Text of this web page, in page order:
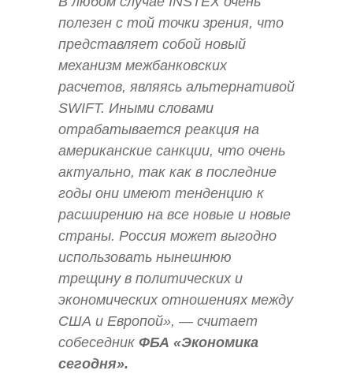
полезен с той точки зрения, что
представляет собой новый
механизм межбанковских
расчетов, являясь альтернативой
SWIFT. Иными словами
отрабатывается реакция на
американские санкции, что очень
актуально, так как в последние
годы они имеют тенденцию к
расширению на все новые и новые
страны. Россия может выгодно
использовать нынешнюю
трещину в политических и
экономических отношениях между
США и Европой», — считает
собеседник ФБА «Экономика
сегодня».